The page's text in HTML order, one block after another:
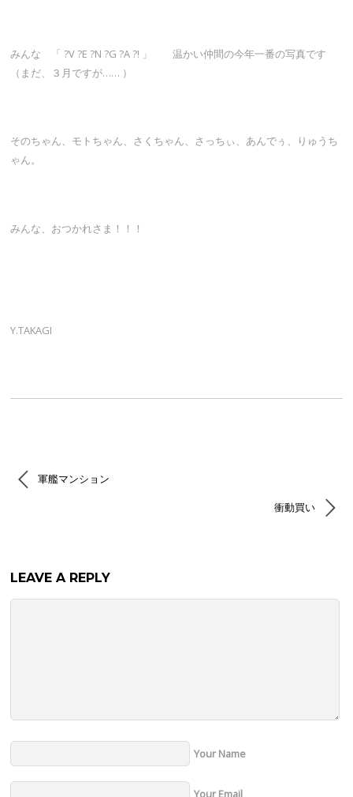
みんな 「 ?V ?E ?N ?G ?A ?! 」 温かい仲間の今年一番の写真です
（まだ、３月ですが…… ）
そのちゃん、モトちゃん、さくちゃん、さっちぃ、あんでぅ、りゅうち
ゃん。
みんな、おつかれさま！！！
Y.TAKAGI
軍艦マンション
衝動買い
LEAVE A REPLY
Your Name
Your Email